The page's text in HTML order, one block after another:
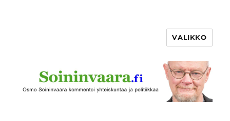
VALIKKO